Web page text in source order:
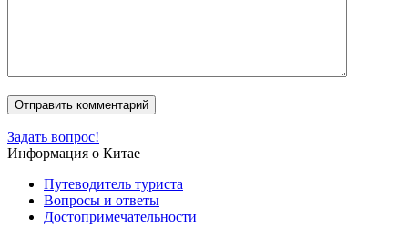
Задать вопрос!
Информация о Китае
Путеводитель туриста
Вопросы и ответы
Достопримечательности